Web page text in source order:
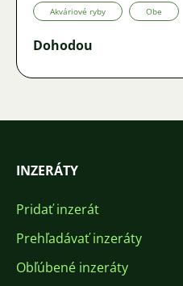
Akváriové ryby Obe
Dohodou
INZERÁTY
Pridať inzerát
Prehľadávať inzeráty
Obľúbené inzeráty